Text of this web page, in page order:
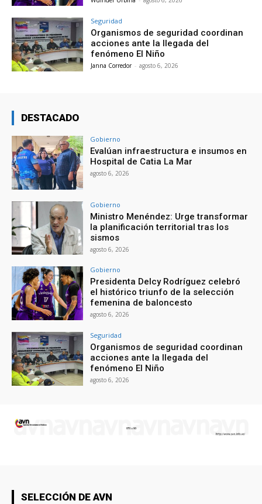
Seguridad
Organismos de seguridad coordinan
acciones ante la llegada del
fenómeno El Niño
Janna Corredor - agosto 6, 2026
DESTACADO
Gobierno
Evalúan infraestructura e insumos en
Hospital de Catia La Mar
agosto 6, 2026
Gobierno
Ministro Menéndez: Urge transformar
la planificación territorial tras los
sismos
agosto 6, 2026
Gobierno
Presidenta Delcy Rodríguez celebró
el histórico triunfo de la selección
femenina de baloncesto
agosto 6, 2026
Seguridad
Organismos de seguridad coordinan
acciones ante la llegada del
fenómeno El Niño
agosto 6, 2026
SELECCIÓN DE AVN